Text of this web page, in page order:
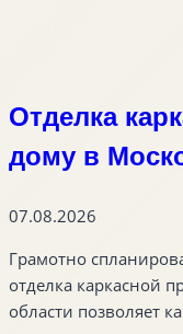
Отделка
дому в
07.08.2026
Грамотно
отделка каркасной
области позволяет